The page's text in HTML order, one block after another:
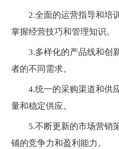
2.全面的运营指导和培
掌握经营技巧和管理知识。
3.多样化的产品线和创
者的不同需求。
4.统一的采购渠道和供
量和稳定供应。
5.不断更新的市场营销
铺的竞争力和盈利能力。